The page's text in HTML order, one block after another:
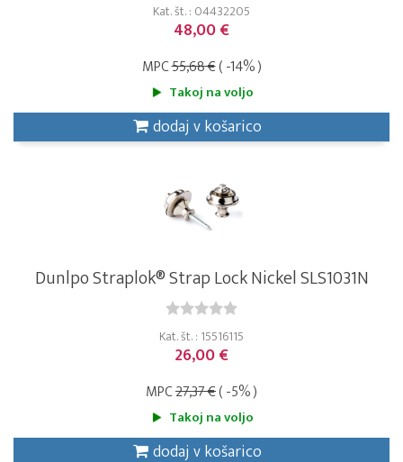
Kat. št. : 04432205
48,00 €
MPC55,68 €( -14% )
Takoj na voljo
dodaj v košarico
Dunlpo Straplok® Strap Lock Nickel SLS1031N
Kat. št. : 15516115
26,00 €
MPC27,37 €( -5% )
Takoj na voljo
dodaj v košarico